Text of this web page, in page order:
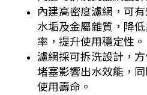
內建高密度濾網，可
水垢及金屬雜質，降
率，提升使用穩定性。
濾網採可拆洗設計，
堵塞影響出水效能，
使用壽命。